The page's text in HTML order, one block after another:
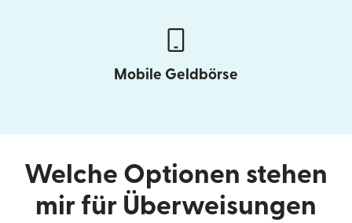
Mobile Geldbörse
Welche Optionen stehen
mir für Überweisungen